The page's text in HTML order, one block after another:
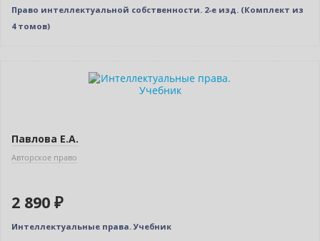
Право интеллектуальной собственности. 2-е изд. (Комплект из
4 томов)
Павлова Е.А.
Авторское право
2 890 ₽
Интеллектуальные права. Учебник